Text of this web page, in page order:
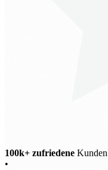
100k+ zufriedene Kunden
•